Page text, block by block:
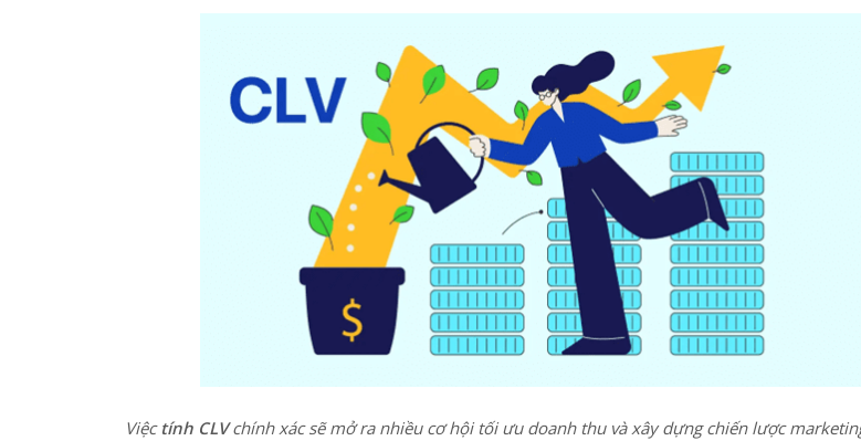
Việc tính CLVchính xác sẽ mở ra nhiều cơ hội tối ưu doanh thu và xây dựng chiến lược